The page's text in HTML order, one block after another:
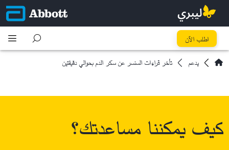
اطلب الآن
يدعم
تأخر قراءات السنسر عن سكر الدم بحوالي دقيقتين
كيف يمكننا مساعدتك؟